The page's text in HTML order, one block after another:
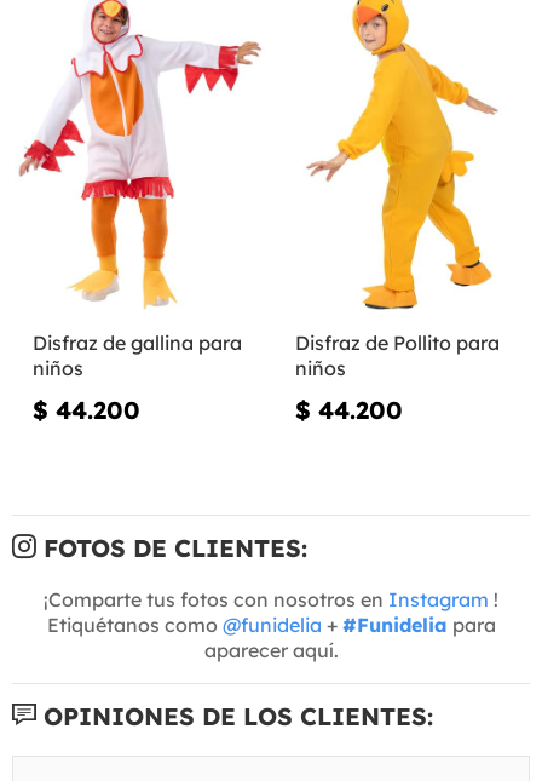
Disfraz de gallina para
niños
$ 44.200
Disfraz de Pollito para
niños
$ 44.200
FOTOS DE CLIENTES:
¡Comparte tus fotos con nosotros en Instagram !
Etiquétanos como @funidelia + #Funidelia para
aparecer aquí.
OPINIONES DE LOS CLIENTES: